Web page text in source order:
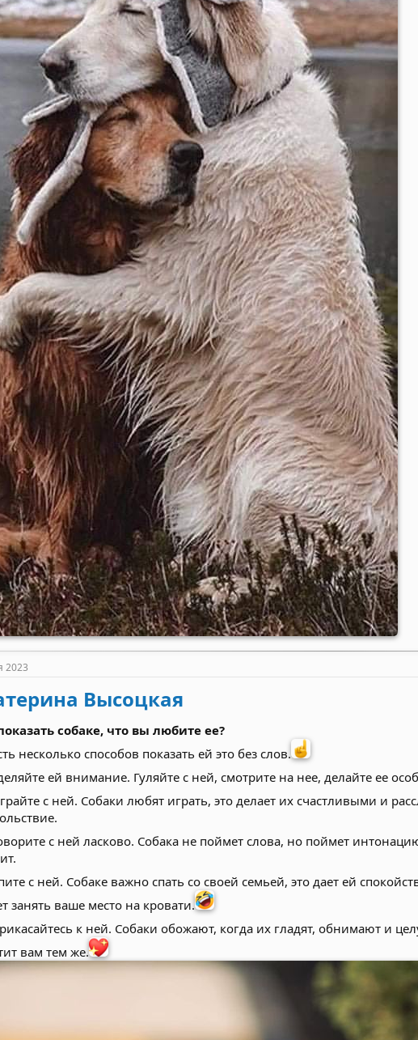
2023
Высоцкая
собаке, что вы любите ее?
несколько способов показать ей это без слов.
ей внимание. Гуляйте с ней, смотрите на нее, делайте ее
с ней. Собаки любят играть, это делает их счастливыми и
с ней ласково. Собака не поймет слова, но поймет
с ней. Собаке важно спать со своей семьей, это дает ей
занять ваше место на кровати.
к ней. Собаки обожают, когда их гладят, обнимают и
вам тем же.